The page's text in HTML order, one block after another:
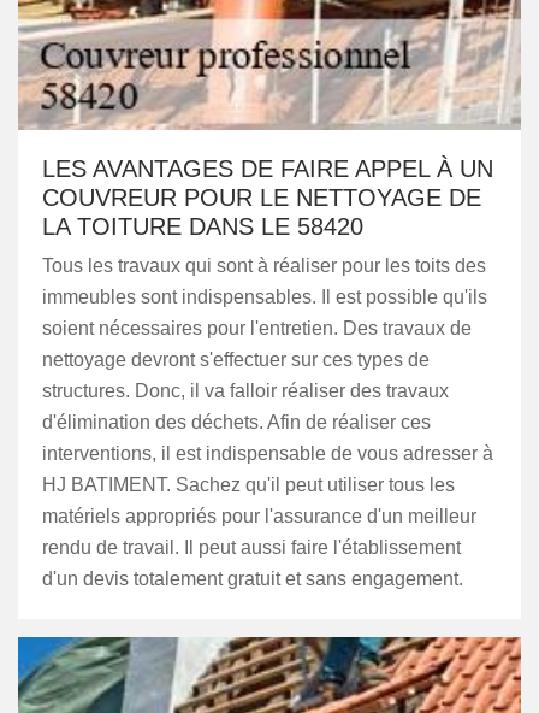
LES AVANTAGES DE FAIRE APPEL À UN
COUVREUR POUR LE NETTOYAGE DE
LA TOITURE DANS LE 58420
Tous les travaux qui sont à réaliser pour les toits des
immeubles sont indispensables. Il est possible qu'ils
soient nécessaires pour l'entretien. Des travaux de
nettoyage devront s'effectuer sur ces types de
structures. Donc, il va falloir réaliser des travaux
d'élimination des déchets. Afin de réaliser ces
interventions, il est indispensable de vous adresser à
HJ BATIMENT. Sachez qu'il peut utiliser tous les
matériels appropriés pour l'assurance d'un meilleur
rendu de travail. Il peut aussi faire l'établissement
d'un devis totalement gratuit et sans engagement.